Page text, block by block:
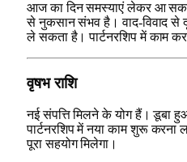
आज का दिन समस्याएं लेकर आ
से नुकसान संभव है। वाद-विवाद से
ले सकता है। पार्टनरशिप में काम
वृषभ राशि
नई संपत्ति मिलने के योग हैं। डूबा
पार्टनरशिप में नया काम शुरू करना
पूरा सहयोग मिलेगा।